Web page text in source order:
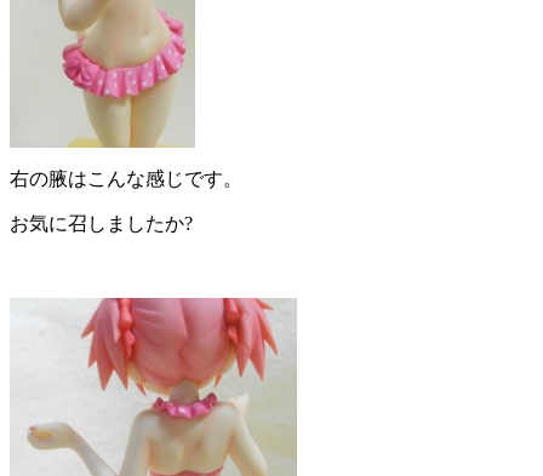
右の腋はこんな感じです。
お気に召しましたか?